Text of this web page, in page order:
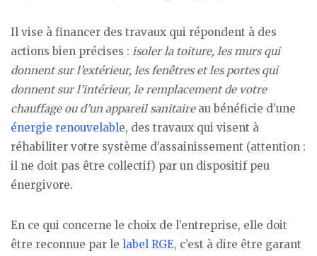
Il vise à financer des travaux qui répondent à des
actions bien précises : isoler la toiture, les murs qui
donnent sur l’extérieur, les fenêtres et les portes qui
donnent sur l’intérieur, le remplacement de votre
chauffage ou d’un appareil sanitaireau bénéficie d’une
énergie renouvelable, des travaux qui visent à
réhabiliter votre système d’assainissement (attention :
il ne doit pas être collectif) par un dispositif peu
énergivore.
En ce qui concerne le choix de l’entreprise, elle doit
être reconnue par le label RGE, c’est à dire être garant